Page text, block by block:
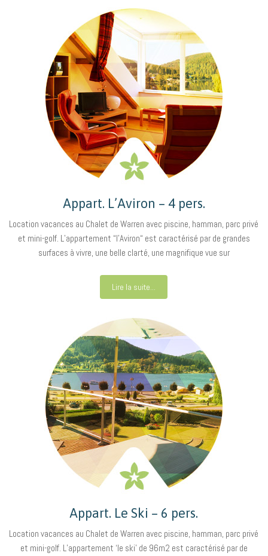
Appart. L’Aviron – 4 pers.
Location vacances au Chalet de Warren avec piscine, hamman, parc privé
et mini-golf. L’appartement “l’Aviron“ est caractérisé par de grandes
surfaces à vivre, une belle clarté, une magnifique vue sur
Lire la suite...
Appart. Le Ski – 6 pers.
Location vacances au Chalet de Warren avec piscine, hamman, parc privé
et mini-golf. L’appartement ‘le ski’ de 96m2 est caractérisé par de